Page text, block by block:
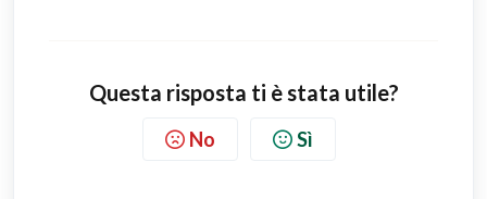
Questa risposta ti è stata utile?
No Sì